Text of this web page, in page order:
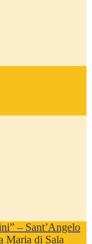
– Sant’Angelo
Maria di Sala